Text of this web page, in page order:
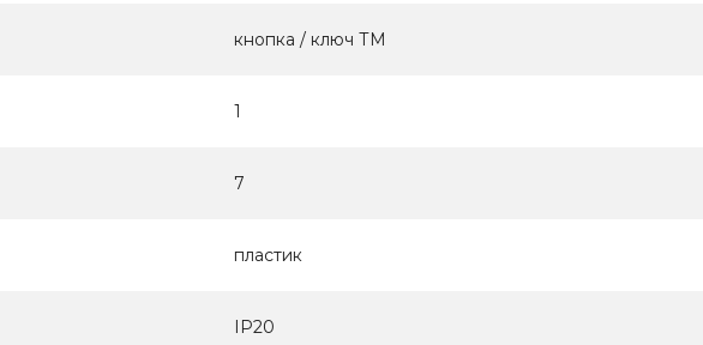
кнопка / ключ ТМ
1
7
пластик
IP20